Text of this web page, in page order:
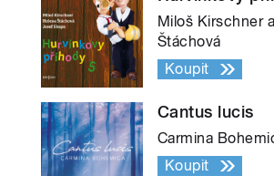
Miloš Kirschner
Štáchová
Koupit
Cantus lucis
Carmina
Koupit